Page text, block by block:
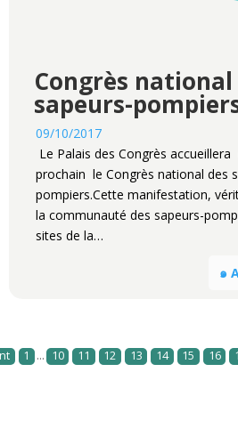
Congrès national
sapeurs-
09/10/2017
Le Palais des Congrès
prochain le Congrès national des
pompiers.Cette manifestation,
la communauté des sapeurs-
sites de la…
๑
1 ... 10 11 12 13 14 15 16